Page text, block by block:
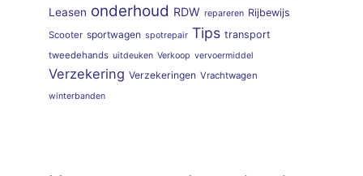
Leasen onderhoud RDW repareren Rijbewijs
Scooter sportwagen spotrepair Tips transport
tweedehands uitdeuken Verkoop vervoermiddel
Verzekering Verzekeringen Vrachtwagen
winterbanden